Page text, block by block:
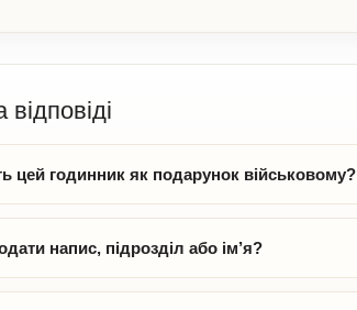
цей годинник як подарунок військовому?
напис, підрозділ або ім’я?